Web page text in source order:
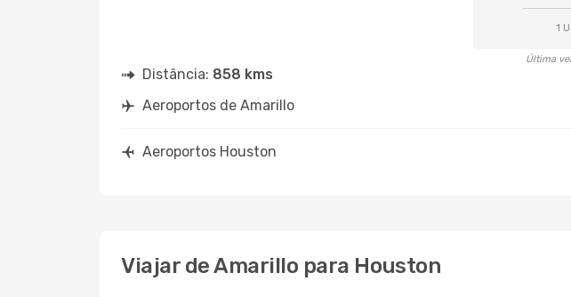
1
Última
Distância: 858 kms
Aeroportos de Amarillo
Aeroportos Houston
Viajar de Amarillo para Houston